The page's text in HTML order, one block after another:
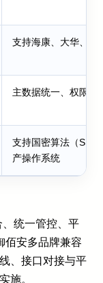
支持海康、大华、宇
主数据统一、权限一
支持国密算法（
产操作系统
统一管控、平
佰安多品牌兼容
、接口对接与平
施。